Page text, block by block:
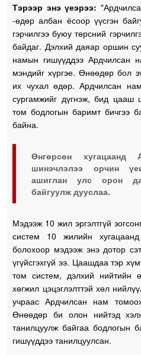
Тэрээр энэ үеэрээ:
-өдөр албан ёсоор үүсгэн
гэрчилгээ буюу төрсний
байдаг. Дэлхий даяар оршин
намын гишүүддээ Ардчилсан
мэндийг хүргэе. Өнөөдөр бол
их чухал өдөр. Ардчилсан
сургамжийг дүгнэж, бид цааш
том бодлогын баримт бичгээ
байна.
Өнгөрсөн хугацаанд
шинэчлэлээ орчин
ашиглан улс орон
байгуулж дууслаа.
Мэдээж 10 жил эргэлтгүй
систем 10 жилийн
болохоор мэдээж энэ дотор
үгүйсгэхгүй ээ. Цаашдаа тэр
том систем, дэлхий нийтийн
хөгжил цэцэглэлттэй хөл
учраас Ардчилсан нам
Өнөөдөр би олон нийтэд
танилцуулж байгаа бодлогын
гишүүддээ танилцуулсан.